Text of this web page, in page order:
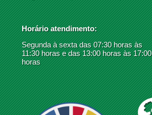
Horário atendimento:
Segunda à sexta das 07:30 horas às
11:30 horas e das 13:00 horas às 17:00
horas